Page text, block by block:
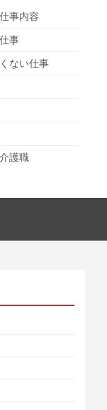
事内容
事
ない仕事
護職